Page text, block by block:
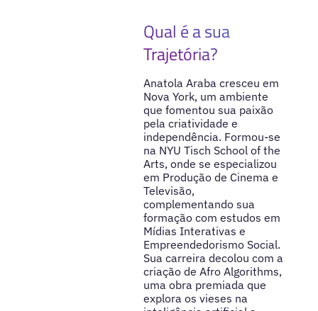
Qual é a sua
Trajetória?
Anatola Araba cresceu em
Nova York, um ambiente
que fomentou sua paixão
pela criatividade e
independência. Formou-se
na NYU Tisch School of the
Arts, onde se especializou
em Produção de Cinema e
Televisão,
complementando sua
formação com estudos em
Mídias Interativas e
Empreendedorismo Social.
Sua carreira decolou com a
criação de Afro Algorithms,
uma obra premiada que
explora os vieses na